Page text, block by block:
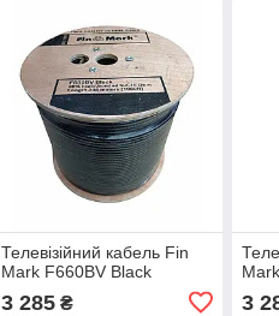
Телевізійний кабель Fin
Mark F660BV Black
3 285₴ 3